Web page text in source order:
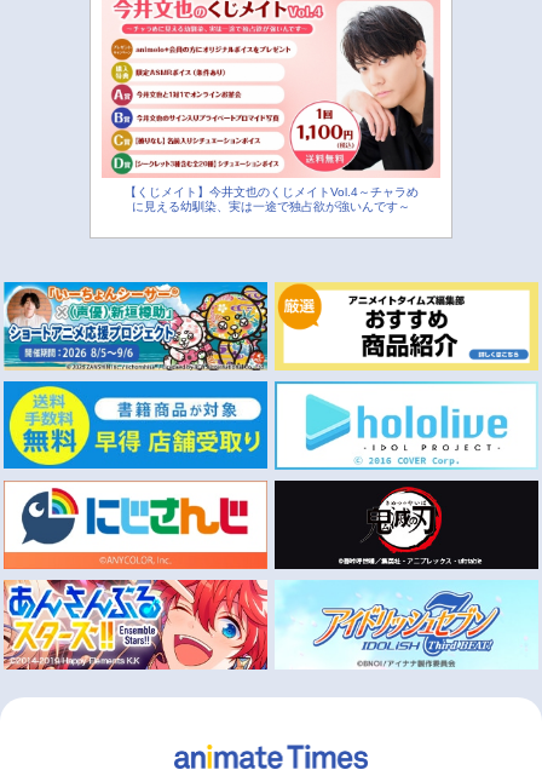
【くじメイト】今井文也のくじメイトVol.4～チャラめ
に見える幼馴染、実は一途で独占欲が強いんです～